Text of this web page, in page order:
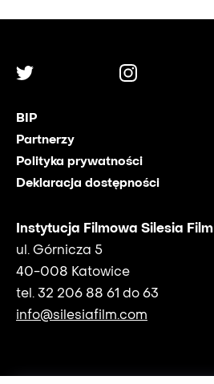
Instytucja Filmowa Silesia Film
ul. Górnicza 5
40-008 Katowice
tel. 32 206 88 61 do 63
info@silesiafilm.com
BIP
Partnerzy
Polityka prywatności
Deklaracja dostępności